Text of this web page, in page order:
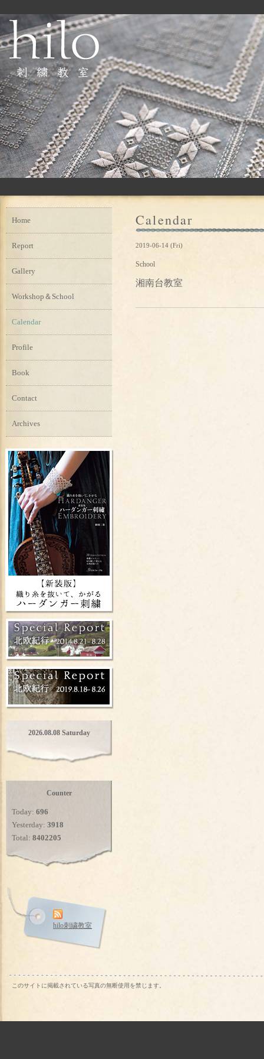
Calendar
2019-06-14 (Fri)
School
湘南台教室
Home
Report
Gallery
Workshop＆School
Calendar
Profile
Book
Contact
Archives
2026.08.08 Saturday
Counter
Today: 696
Yesterday: 3918
Total: 8402205
hilo刺繍教室
このサイトに掲載されている写真の無断使用を禁じます。